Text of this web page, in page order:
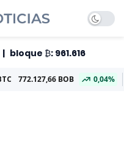
| bloque ₿: 961.616
BOB 0,04% ETH